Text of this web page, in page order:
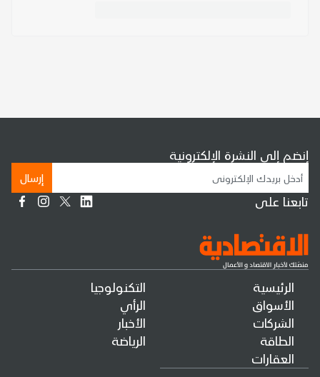
الرئيسية
الأسواق
الشركات
الطاقة
العقارات
التكنولوجيا
الرأي
الأخبار
الرياضة
إنضم إلى النشرة الإلكترونية
إرسال
تابعنا على